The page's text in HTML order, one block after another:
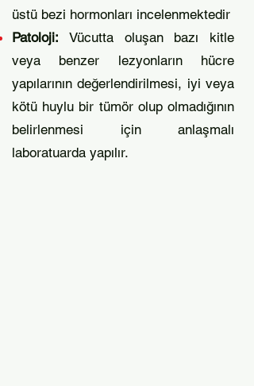
üstü bezi hormonları incelenmektedir
Patoloji: Vücutta oluşan bazı kitle
veya benzer lezyonların hücre
yapılarının değerlendirilmesi, iyi veya
kötü huylu bir tümör olup olmadığının
belirlenmesi için anlaşmalı
laboratuarda yapılır.